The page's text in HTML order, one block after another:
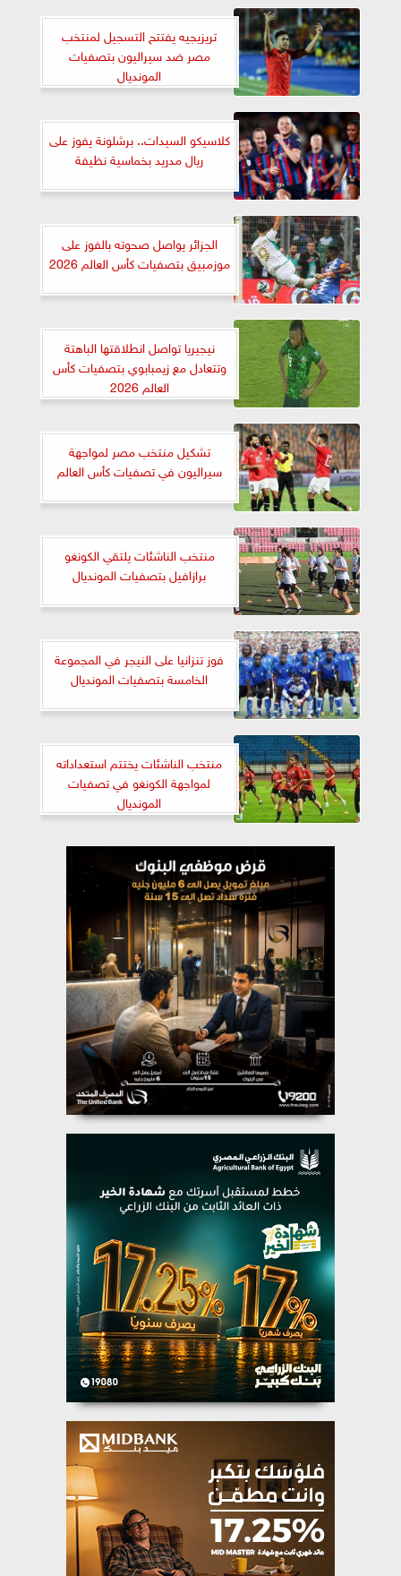
تريزيجيه يفتتح التسجيل لمنتخب
مصر ضد سيراليون بتصفيات
المونديال
كلاسيكو السيدات.. برشلونة يفوز على
ريال مدريد بخماسية نظيفة
الجزائر يواصل صحوته بالفوز على
موزمبيق بتصفيات كأس العالم 2026
نيجيريا تواصل انطلاقتها الباهتة
وتتعادل مع زيمبابوي بتصفيات كأس
العالم 2026
تشكيل منتخب مصر لمواجهة
سيراليون في تصفيات كأس العالم
منتخب الناشئات يلتقي الكونغو
برازافيل بتصفيات المونديال
فوز تنزانيا على النيجر في المجموعة
الخامسة بتصفيات المونديال
منتخب الناشئات يختتم استعداداته
لمواجهة الكونغو في تصفيات
المونديال